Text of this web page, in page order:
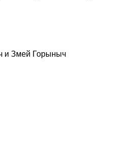
и Змей Горыныч